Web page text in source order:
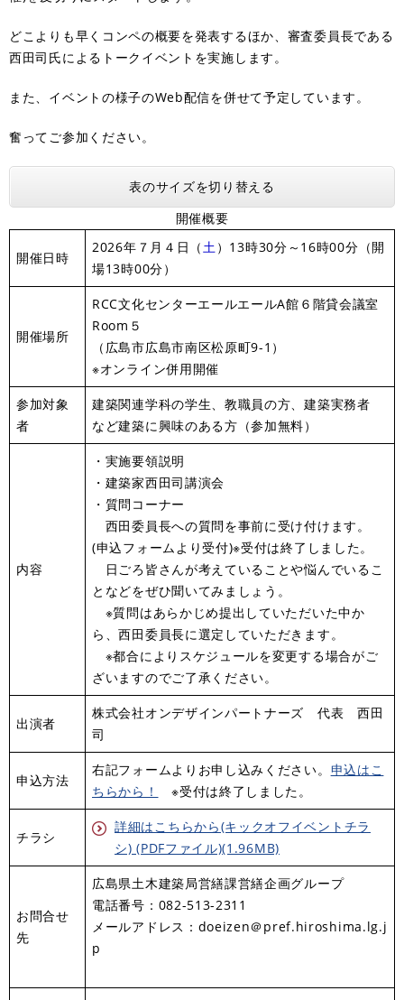
どこよりも早くコンペの概要を発表するほか、審査委員長である
西田司氏によるトークイベントを実施します。
また、イベントの様子のWeb配信を併せて予定しています。
奮ってご参加ください。
表のサイズを切り替える
開催概要
開催日時
2026年７月４日（土）13時30分～16時00分（開
場13時00分）
開催場所
RCC文化センターエールエールA館６階貸会議室
Room５
（広島市広島市南区松原町9-1）
※オンライン併用開催
参加対象
者
建築関連学科の学生、教職員の方、建築実務者
など建築に興味のある方（参加無料）
内容
・実施要領説明
・建築家西田司講演会
・質問コーナー
西田委員長への質問を事前に受け付けます。
(申込フォームより受付)※受付は終了しました。
日ごろ皆さんが考えていることや悩んでいるこ
となどをぜひ聞いてみましょう。
※質問はあらかじめ提出していただいた中か
ら、西田委員長に選定していただきます。
※都合によりスケジュールを変更する場合がご
ざいますのでご了承ください。
出演者
株式会社オンデザインパートナーズ 代表 西田
司
申込方法
右記フォームよりお申し込みください。 申込はこ
ちらから！
※受付は終了しました。
チラシ
詳細はこちらから(キックオフイベントチラ
シ) (PDFファイル)(1.96MB)
お問合せ
先
広島県土木建築局営繕課営繕企画グループ
電話番号：082-513-2311
メールアドレス：doeizen＠pref.hiroshima.lg.j
p